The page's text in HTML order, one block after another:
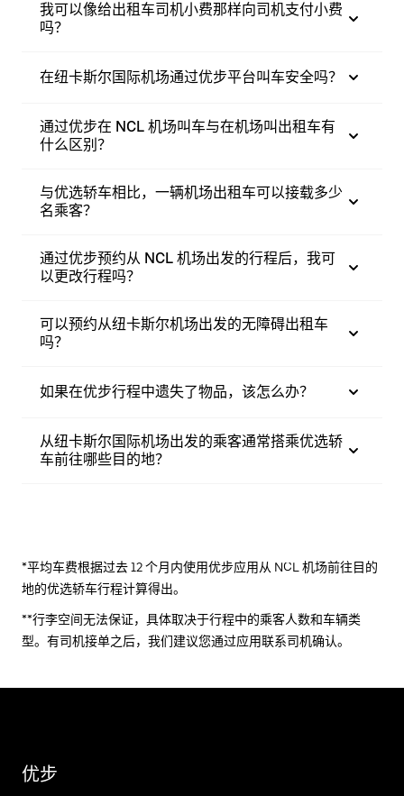
我可以像给出租车司机小费那样向司机支付小费
吗？
在纽卡斯尔国际机场通过优步平台叫车安全吗？
通过优步在 NCL 机场叫车与在机场叫出租车有
什么区别？
与优选轿车相比，一辆机场出租车可以接载多少
名乘客？
通过优步预约从 NCL 机场出发的行程后，我可
以更改行程吗？
可以预约从纽卡斯尔机场出发的无障碍出租车
吗？
如果在优步行程中遗失了物品，该怎么办？
从纽卡斯尔国际机场出发的乘客通常搭乘优选轿
车前往哪些目的地？
*平均车费根据过去 12 个月内使用优步应用从 NCL 机场前往目的
地的优选轿车行程计算得出。
**行李空间无法保证，具体取决于行程中的乘客人数和车辆类
型。有司机接单之后，我们建议您通过应用联系司机确认。
优步